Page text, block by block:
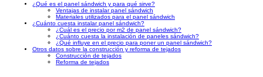
¿Qué es el panel sándwich y para qué sirve?
Ventajas de instalar panel sándwich
Materiales utilizados para el panel sándwich
¿Cuánto cuesta instalar panel sándwich?
¿Cuál es el precio por m2 de panel sándwich?
¿Cuánto cuesta la instalación de paneles sándwich?
¿Qué influye en el precio para poner un panel sándwich?
Otros datos sobre la construcción y reforma de tejados
Construcción de tejados
Reforma de tejados